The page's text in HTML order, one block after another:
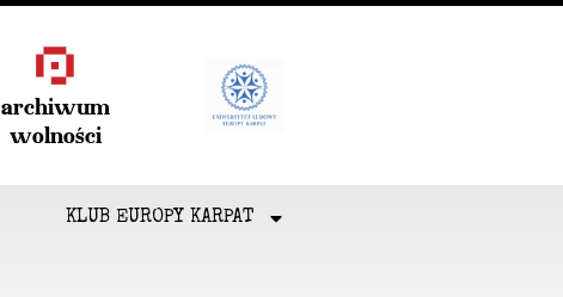
archiwum
wolności
KLUB EUROPY KARPAT